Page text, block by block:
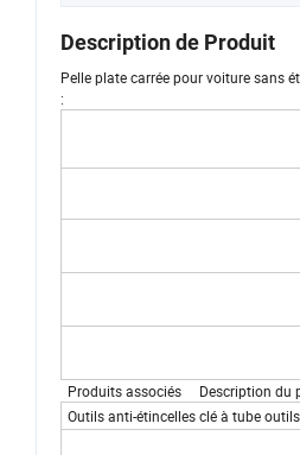
Description de Produit
Pelle plate carrée pour voiture sans
:
Produits associés Description du
Outils anti-étincelles clé à tube